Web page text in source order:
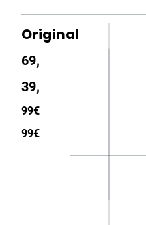
Original
69,
39,
99€
99€